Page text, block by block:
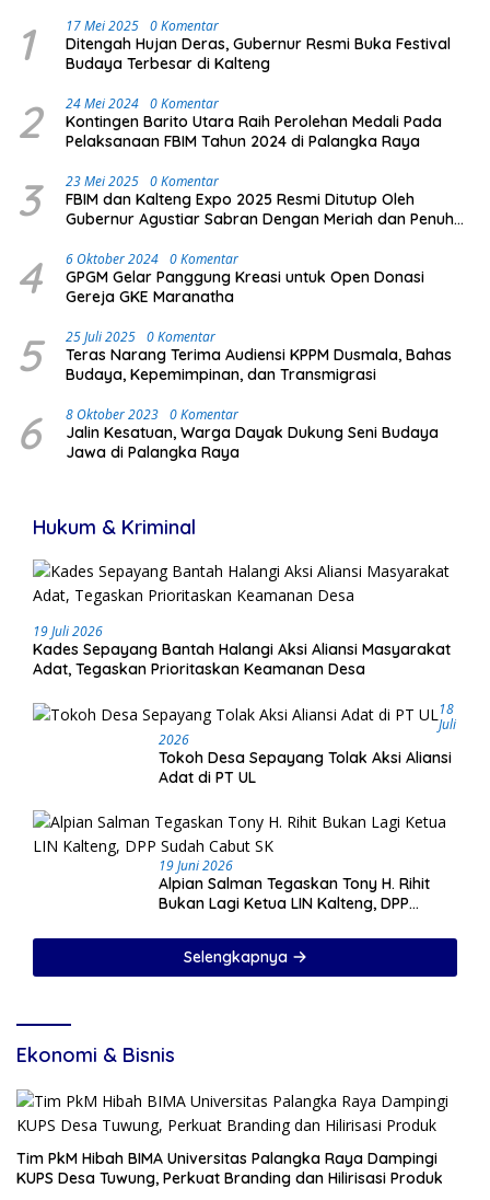
1 17 Mei 2025 0 Komentar
Ditengah Hujan Deras, Gubernur Resmi Buka Festival
Budaya Terbesar di Kalteng
2 24 Mei 2024 0 Komentar
Kontingen Barito Utara Raih Perolehan Medali Pada
Pelaksanaan FBIM Tahun 2024 di Palangka Raya
3 23 Mei 2025 0 Komentar
FBIM dan Kalteng Expo 2025 Resmi Ditutup Oleh
Gubernur Agustiar Sabran Dengan Meriah dan Penuh
4 6 Oktober 2024 0 Komentar
GPGM Gelar Panggung Kreasi untuk Open Donasi
Gereja GKE Maranatha
5 25 Juli 2025 0 Komentar
Teras Narang Terima Audiensi KPPM Dusmala, Bahas
Budaya, Kepemimpinan, dan Transmigrasi
6 8 Oktober 2023 0 Komentar
Jalin Kesatuan, Warga Dayak Dukung Seni Budaya
Jawa di Palangka Raya
Hukum & Kriminal
19 Juli 2026
Kades Sepayang Bantah Halangi Aksi Aliansi Masyarakat
Adat, Tegaskan Prioritaskan Keamanan Desa
18
Juli
2026
Tokoh Desa Sepayang Tolak Aksi Aliansi
Adat di PT UL
19 Juni 2026
Alpian Salman Tegaskan Tony H. Rihit
Bukan Lagi Ketua LIN Kalteng, DPP
Selengkapnya
Ekonomi & Bisnis
Tim PkM Hibah BIMA Universitas Palangka Raya Dampingi
KUPS Desa Tuwung, Perkuat Branding dan Hilirisasi Produk